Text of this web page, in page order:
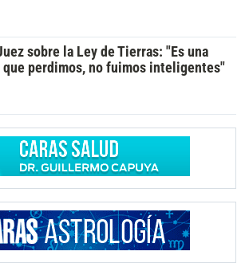
sobre la Ley de Tierras: "Es una
que perdimos, no fuimos inteligentes"